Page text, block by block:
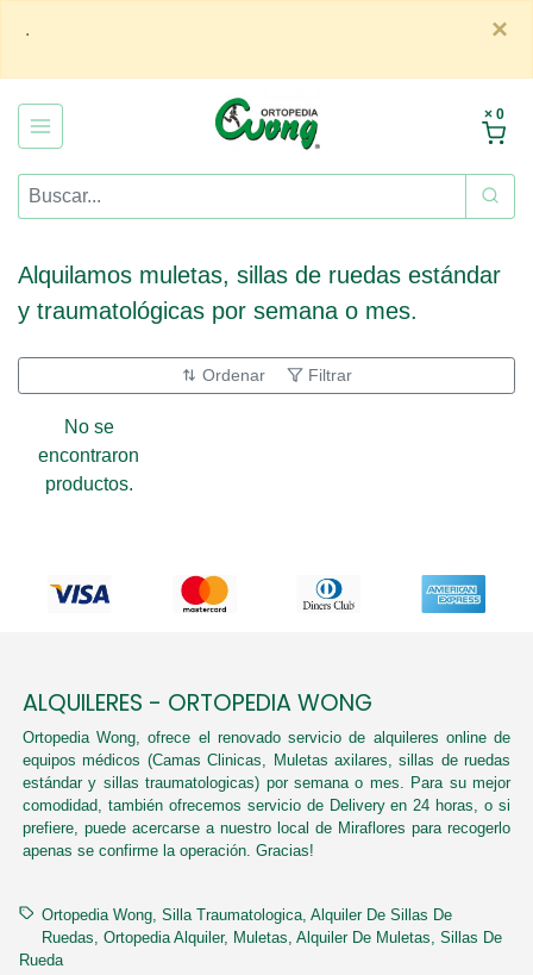
. ×
× 0
Alquilamos muletas, sillas de ruedas estándar
y traumatológicas por semana o mes.
Ordenar Filtrar
No se
encontraron
productos.
ALQUILERES - ORTOPEDIA WONG
Ortopedia Wong, ofrece el renovado servicio de alquileres online de
equipos médicos (Camas Clinicas, Muletas axilares, sillas de ruedas
estándar y sillas traumatologicas) por semana o mes. Para su mejor
comodidad, también ofrecemos servicio de Delivery en 24 horas, o si
prefiere, puede acercarse a nuestro local de Miraflores para recogerlo
apenas se confirme la operación. Gracias!
Ortopedia Wong Silla Traumatologica Alquiler De Sillas De
Ruedas
Ortopedia Alquiler Muletas Alquiler De Muletas
Sillas De
Rueda